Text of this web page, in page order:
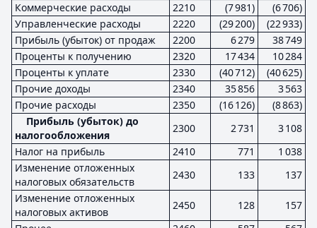
Коммерческие расходы
2210 (7 981)
(6 706)
Управленческие расходы
2220 (29 200)
(22 933)
Прибыль (убыток) от продаж
2200 6 279
38 749
Проценты к получению
2320 17 434
10 284
Проценты к уплате
2330 (40 712)
(40 625)
Прочие доходы
2340 35 856
3 563
Прочие расходы
2350 (16 126)
(8 863)
Прибыль (убыток) до
налогообложения
2300 2 731
3 108
Налог на прибыль
2410 771
1 038
Изменение отложенных
налоговых обязательств
2430 133
137
Изменение отложенных
налоговых активов
2450 128
157